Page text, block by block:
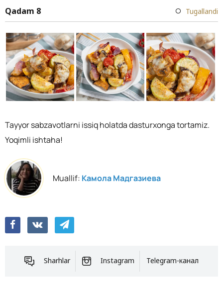
Qadam 8 Tugallandi
Tayyor sabzavotlarni issiq holatda dasturxonga tortamiz.
Yoqimli ishtaha!
Muallif: Камола Мадгазиева
Sharhlar Instagram Telegram-канал